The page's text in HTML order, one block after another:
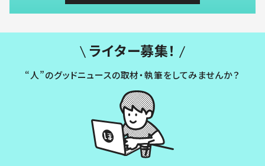
ライター募集！
“人”のグッドニュースの取材・執筆をしてみませんか？